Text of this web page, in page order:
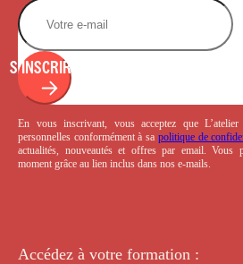
S'INSCRIRE
En vous inscrivant, vous acceptez que
personnelles conformément à sa politique de
actualités, nouveautés et offres par email. Vous
moment grâce au lien inclus dans nos e-mails.
Accédez à votre formation :